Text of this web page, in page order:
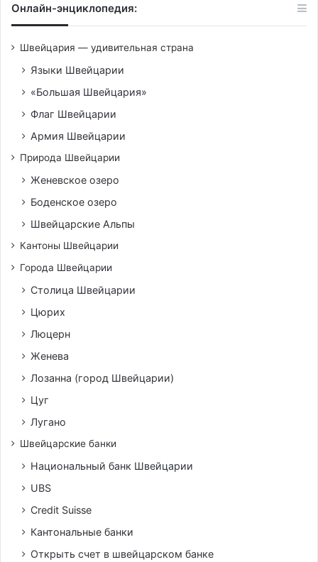
Онлайн-энциклопедия:
Швейцария — удивительная страна
Языки Швейцарии
«Большая Швейцария»
Флаг Швейцарии
Армия Швейцарии
Природа Швейцарии
Женевское озеро
Боденское озеро
Швейцарские Альпы
Кантоны Швейцарии
Города Швейцарии
Столица Швейцарии
Цюрих
Люцерн
Женева
Лозанна (город Швейцарии)
Цуг
Лугано
Швейцарские банки
Национальный банк Швейцарии
UBS
Credit Suisse
Кантональные банки
Открыть счет в швейцарском банке